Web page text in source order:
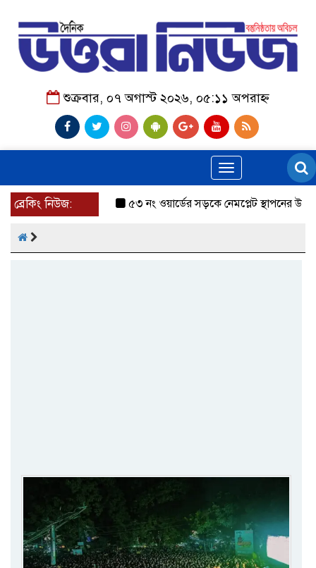
শুক্রবার, ০৭ অগাস্ট ২০২৬, ০৫:১১ অপরাহ্ন
Toggle
navigation
ব্রেকিং নিউজ: ৫৩ নং ওয়ার্ডের সড়কে নেমপ্লেট স্থাপনের উদ্যোগ